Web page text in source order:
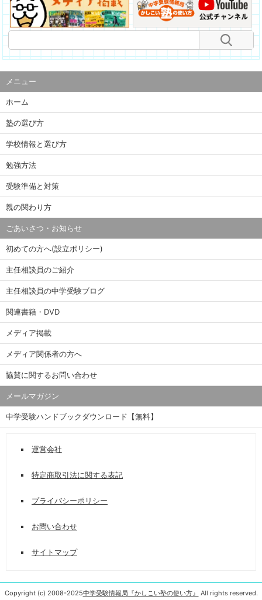
メニュー
ホーム
塾の選び方
学校情報と選び方
勉強方法
受験準備と対策
親の関わり方
ごあいさつ・お知らせ
初めての方へ(設立ポリシー)
主任相談員のご紹介
主任相談員の中学受験ブログ
関連書籍・DVD
メディア掲載
メディア関係者の方へ
協賛に関するお問い合わせ
メールマガジン
中学受験ハンドブックダウンロード【無料】
運営会社
特定商取引法に関する表記
プライバシーポリシー
お問い合わせ
サイトマップ
Copyright (c) 2008-2025中学受験情報局『かしこい塾の使い方』 All rights reserved.